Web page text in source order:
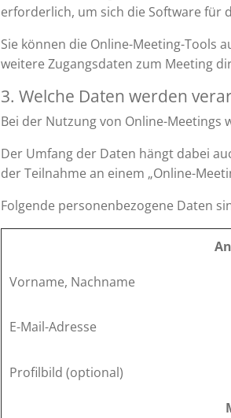
erforderlich, um sich die Software für
Sie können die Online-Meeting-Tools
weitere Zugangsdaten zum Meeting
3. Welche Daten werden
Bei der Nutzung von Online-
Der Umfang der Daten hängt dabei
der Teilnahme an einem „Online-
Folgende personenbezogene Daten
Vorname, Nachname
E-Mail-Adresse
Profilbild (optional)